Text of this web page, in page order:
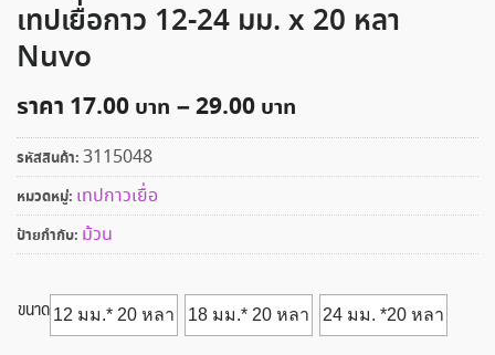
เทปเยื่อกาว 12-24 มม. x 20 หลา
Nuvo
ราคา 17.00 –29.00
รหัสสินค้า: 3115048
หมวดหมู่: เทปกาวเยื่อ
ป้ายกำกับ: ม้วน
ขนาด 12 มม.* 20 หลา 18 มม.* 20 หลา 24 มม. *20 หลา